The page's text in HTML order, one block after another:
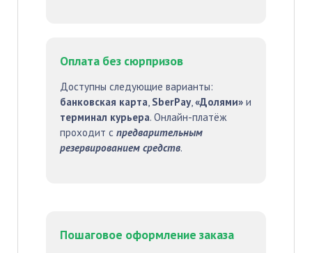
Оплата без сюрпризов
Доступны следующие варианты:
банковская карта, SberPay,«Долями» и
терминал курьера. Онлайн-платёж
проходит с предварительным
резервированием средств.
Пошаговое оформление заказа